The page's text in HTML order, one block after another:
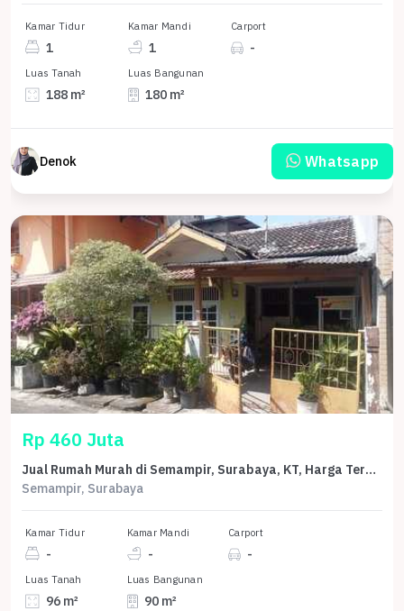
Kamar Tidur
1
Kamar Mandi
1
Carport
-
Luas Tanah
188 m²
Luas Bangunan
180 m²
Denok Whatsapp
Rp 460 Juta
Jual Rumah Murah di Semampir, Surabaya, KT, Harga Terbaik
Semampir, Surabaya
Kamar Tidur
-
Kamar Mandi
-
Carport
-
Luas Tanah
96 m²
Luas Bangunan
90 m²